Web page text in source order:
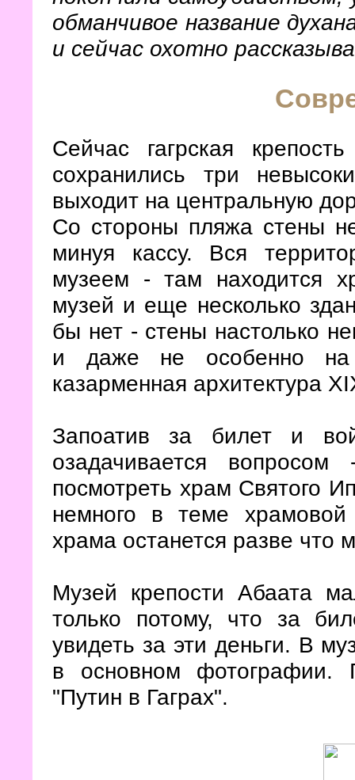
обманчивое название
и сейчас охотно
Сейчас гагрская
сохранились три
выходит на центральную
Со стороны пляжа стены
минуя кассу. Вся
музеем - там находится
музей и еще несколько
бы нет - стены настолько
и даже не особенно на
казарменная архитектура
Запоатив за билет и
озадачивается
посмотреть храм Святого
немного в теме храмовой
храма останется разве что
Музей крепости Абаата
только потому, что за
увидеть за эти деньги. В
в основном фотографии.
"Путин в Гаграх".